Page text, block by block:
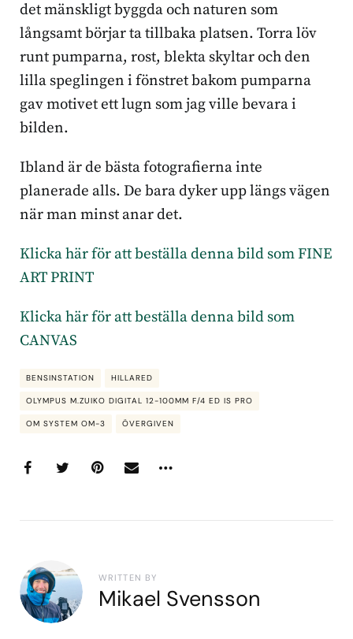
det mänskligt byggda och naturen som
långsamt börjar ta tillbaka platsen. Torra löv
runt pumparna, rost, blekta skyltar och den
lilla speglingen i fönstret bakom pumparna
gav motivet ett lugn som jag ville bevara i
bilden.
Ibland är de bästa fotografierna inte
planerade alls. De bara dyker upp längs vägen
när man minst anar det.
Klicka här för att beställa denna bild som FINE
ART PRINT
Klicka här för att beställa denna bild som
CANVAS
BENSINSTATION HILLARED
OLYMPUS M.ZUIKO DIGITAL 12-100MM F/4 ED IS PRO
OM SYSTEM OM-3 ÖVERGIVEN
WRITTEN BY
Mikael Svensson